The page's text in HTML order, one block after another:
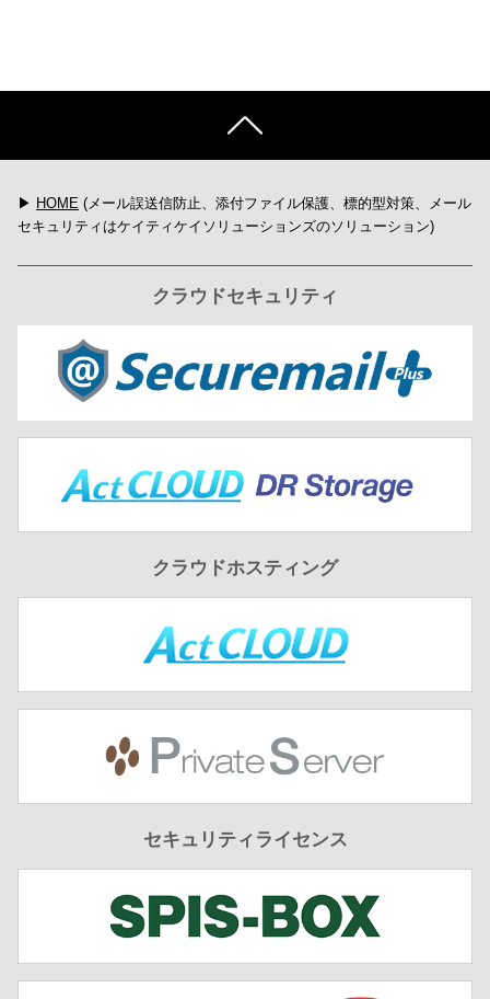
▶ HOME (メール誤送信防止、添付ファイル保護、標的型対策、メール
セキュリティはケイティケイソリューションズのソリューション)
クラウドセキュリティ
クラウドホスティング
セキュリティライセンス